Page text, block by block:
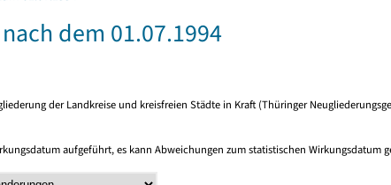
dem 01.07.1994
der Landkreise und kreisfreien Städte in Kraft (Thüringer
aufgeführt, es kann Abweichungen zum statistischen Wirkungsdatum